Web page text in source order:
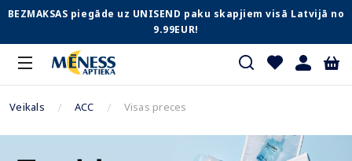
BEZMAKSAS piegāde uz UNISEND paku skapjiem visā Latvijā no
9.99EUR!
Veikals ACC Visas preces